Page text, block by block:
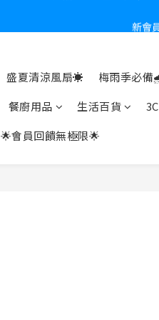
炎熱夏日救星☀️秒凍扇
新
盛夏清涼風扇☀️ 梅雨季必
餐廚用品 生活百貨
🌟會員回饋無極限🌟